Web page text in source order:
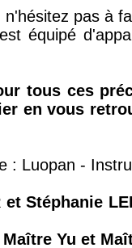
pas à
équipé
tous ces
en vous
: Luopan -
et Stéphanie
Yu et